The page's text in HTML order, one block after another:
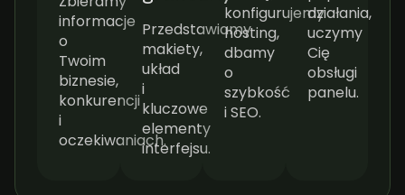
informacje
o
Twoim
biznesie,
konkurencji
i
oczekiwaniach.
Przedstawiamy
makiety,
układ
i
kluczowe
elementy
interfejsu.
konfigurujemy
hosting,
dbamy
o
szybkość
i SEO.
działania,
uczymy
Cię
obsługi
panelu.